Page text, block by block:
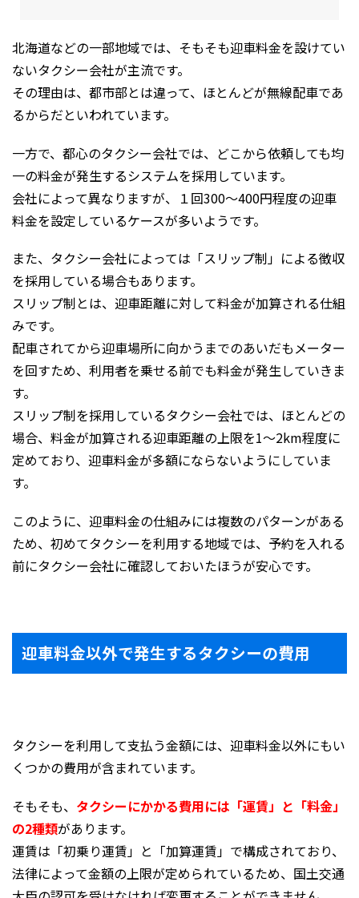
北海道などの一部地域では、そもそも迎車料金を設けてい
ないタクシー会社が主流です。
その理由は、都市部とは違って、ほとんどが無線配車であ
るからだといわれています。
一方で、都心のタクシー会社では、どこから依頼しても均
一の料金が発生するシステムを採用しています。
会社によって異なりますが、１回300～400円程度の迎車
料金を設定しているケースが多いようです。
また、タクシー会社によっては「スリップ制」による徴収
を採用している場合もあります。
スリップ制とは、迎車距離に対して料金が加算される仕組
みです。
配車されてから迎車場所に向かうまでのあいだもメーター
を回すため、利用者を乗せる前でも料金が発生していきま
す。
スリップ制を採用しているタクシー会社では、ほとんどの
場合、料金が加算される迎車距離の上限を1～2km程度に
定めており、迎車料金が多額にならないようにしていま
す。
このように、迎車料金の仕組みには複数のパターンがある
ため、初めてタクシーを利用する地域では、予約を入れる
前にタクシー会社に確認しておいたほうが安心です。
迎車料金以外で発生するタクシーの費用
タクシーを利用して支払う金額には、迎車料金以外にもい
くつかの費用が含まれています。
そもそも、 タクシーにかかる費用には「運賃」と「料金」
の2種類があります。
運賃は「初乗り運賃」と「加算運賃」で構成されており、
法律によって金額の上限が定められているため、国土交通